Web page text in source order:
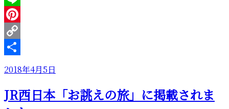
の
返
礼
品
採
さ
Line
Pinterest
Copy
Link
投
日:
2018年4月5日
JR西日本「お誂えの旅」に掲載されま